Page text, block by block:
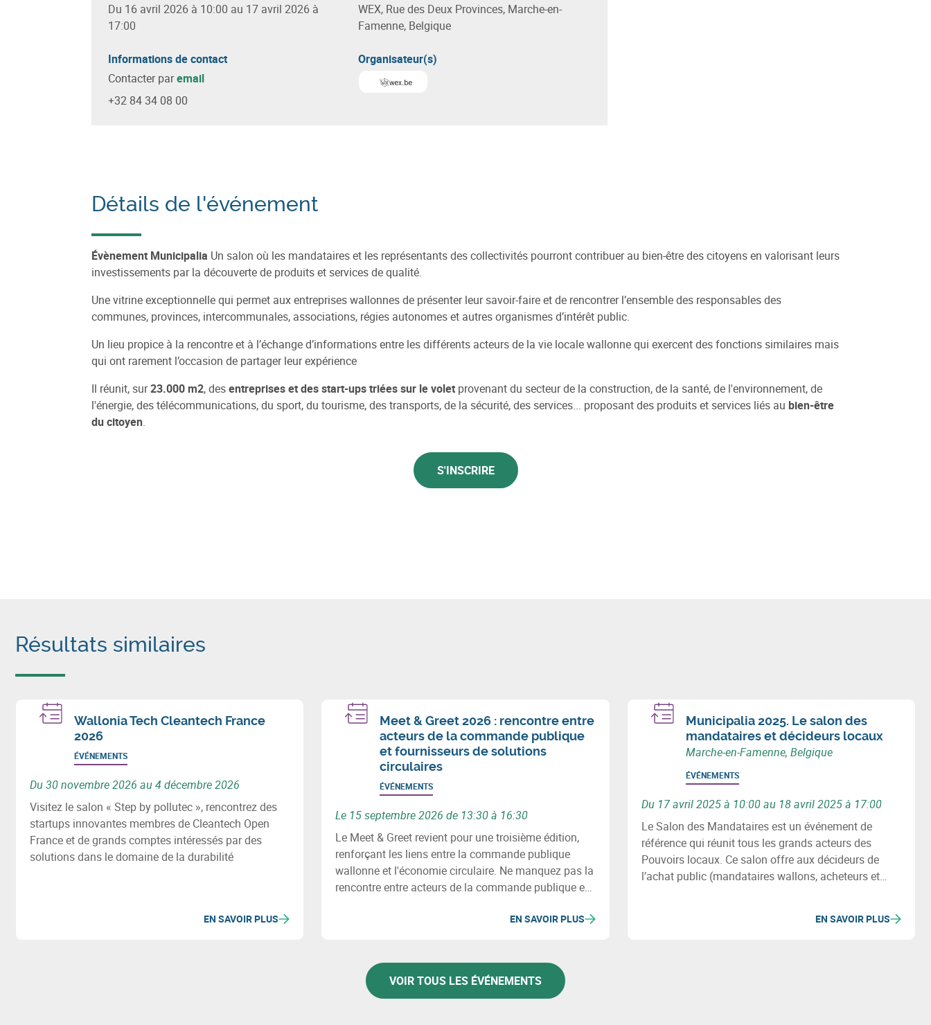
Du 16 avril 2026 à 10:00 au 17 avril 2026 à
17:00
WEX, Rue des Deux Provinces, Marche-en-
Famenne, Belgique
Informations de contact
Contacter paremail
+32 84 34 08 00
Organisateur(s)
Détails de l'événement
Évènement Municipalia Un salon où les mandataires et les représentants des collectivités pourront contribuer au bien-être des citoyens en valorisant leurs
investissements par la découverte de produits et services de qualité.
Une vitrine exceptionnelle qui permet aux entreprises wallonnes de présenter leur savoir-faire et de rencontrer l’ensemble des responsables des
communes, provinces, intercommunales, associations, régies autonomes et autres organismes d’intérêt public.
Un lieu propice à la rencontre et à l’échange d’informations entre les différents acteurs de la vie locale wallonne qui exercent des fonctions similaires mais
qui ont rarement l’occasion de partager leur expérience
Il réunit, sur23.000 m2, desentreprises et des start-ups triées sur le volet provenant du secteur de la construction, de la santé, de l'environnement, de
l'énergie, des télécommunications, du sport, du tourisme, des transports, de la sécurité, des services... proposant des produits et services liés au bien-être
du citoyen.
S'INSCRIRE
Résultats similaires
Wallonia Tech Cleantech France
2026
ÉVÉNEMENTS
Du 30 novembre 2026 au 4 décembre 2026
Visitez le salon « Step by pollutec », rencontrez des
startups innovantes membres de Cleantech Open
France et de grands comptes intéressés par des
solutions dans le domaine de la durabilité
EN SAVOIR PLUS
Meet & Greet 2026 : rencontre entre
acteurs de la commande publique
et fournisseurs de solutions
circulaires
ÉVÉNEMENTS
Le 15 septembre 2026 de 13:30 à 16:30
Le Meet & Greet revient pour une troisième édition,
renforçant les liens entre la commande publique
wallonne et l'économie circulaire. Ne manquez pas la
rencontre entre acteurs de la commande publique et
EN SAVOIR PLUS
Municipalia 2025. Le salon des
mandataires et décideurs locaux
Marche-en-Famenne, Belgique
ÉVÉNEMENTS
Du 17 avril 2025 à 10:00 au 18 avril 2025 à 17:00
Le Salon des Mandataires est un événement de
référence qui réunit tous les grands acteurs des
Pouvoirs locaux. Ce salon offre aux décideurs de
l’achat public (mandataires wallons, acheteurs et
problématiques rencontrées dans l’exercice quotidien
EN SAVOIR PLUS
VOIR TOUS LES ÉVÉNEMENTS